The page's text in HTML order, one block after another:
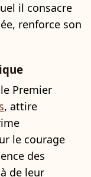
il consacre
renforce son
Premier
, attire
le courage
des
de leur